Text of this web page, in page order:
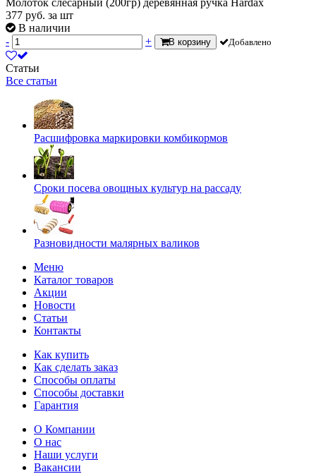
377 руб. за шт
В наличии
-
+ В корзину Добавлено
Статьи
Все статьи
Расшифровка маркировки комбикормов
Сроки посева овощных культур на рассаду
Разновидности малярных валиков
Меню
Каталог товаров
Акции
Новости
Статьи
Контакты
Как купить
Как сделать заказ
Способы оплаты
Способы доставки
Гарантия
О Компании
О нас
Наши услуги
Вакансии